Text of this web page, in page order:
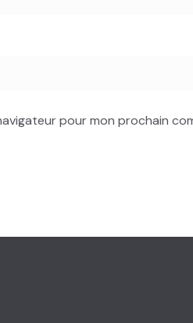
pour mon prochain